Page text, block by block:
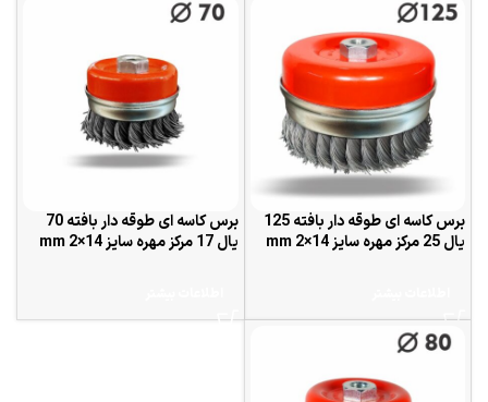
برس کاسه ای طوقه دار بافته 125
یال 25 مرکز مهره سایز 14×2 mm
برس کاسه ای طوقه دار بافته 70
یال 17 مرکز مهره سایز 14×2 mm